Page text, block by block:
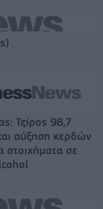
Τζίρος 98,7
αύξηση κερδών
στοιχήματα σε